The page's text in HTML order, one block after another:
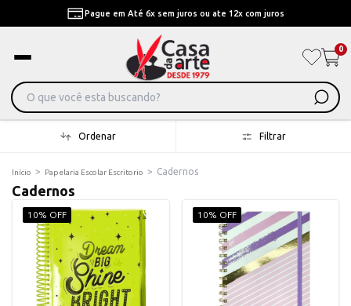
Pague em Até 6x sem juros ou ate 12x com juros
0
Ordenar Filtrar
Início > Papelaria Escolar Escritorio > Cadernos
Cadernos
10% OFF 10% OFF